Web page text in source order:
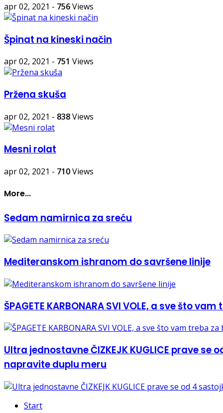
apr 02, 2021 - 756Views
Špinat na kineski način
apr 02, 2021 - 751 Views
Pržena skuša
apr 02, 2021 - 838Views
Mesni rolat
apr 02, 2021 - 710Views
More...
Sedam namirnica za sreću
Mediteranskom ishranom do savršene linije
ŠPAGETE KARBONARA SVI VOLE, a sve što
Ultra jednostavne ČIZKEJK KUGLICE prave
napravite duplu meru
Start